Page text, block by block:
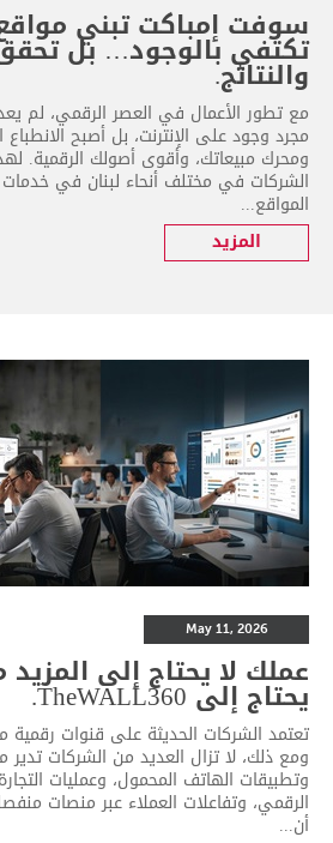
سوفت إمباكت تبني مواقع
تكتفي بالوجود… بل تحقق
والنتائج.
مع تطور الأعمال في العصر الرقمي، لم
مجرد وجود على الإنترنت، بل أصبح الانطباع
ومحرك مبيعاتك، وأقوى أصولك الرقمية.
الشركات في مختلف أنحاء لبنان في
المواقع...
المزيد
May 11, 2026
عملك لا يحتاج إلى
يحتاج إلى TheWALL360.
تعتمد الشركات الحديثة على قنوات رقمية
ومع ذلك، لا تزال العديد من الشركات تدير
وتطبيقات الهاتف المحمول، وعمليات
الرقمي، وتفاعلات العملاء عبر منصات
أن...